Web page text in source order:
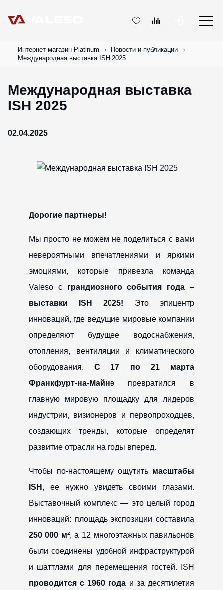
Интернет-магазин Platinum
Новости и публикации
Международная выставка ISH 2025
Международная выставка
ISH 2025
02.04.2025
Дорогие партнеры!
Мы просто не можем не поделиться с вами
невероятными впечатлениями и яркими
эмоциями, которые привезла команда
Valeso с грандиозного события года –
выставки ISH 2025! Это эпицентр
инноваций, где ведущие мировые компании
определяют будущее водоснабжения,
отопления, вентиляции и климатического
оборудования. С
17 по 21 марта
Франкфурт-на-Майнепревратился в
главную мировую площадку для лидеров
индустрии, визионеров и первопроходцев,
создающих тренды, которые определят
развитие отрасли на годы вперед.
Чтобы по-настоящему ощутить масштабы
ISH , ее нужно увидеть своими глазами.
Выставочный комплекс — это целый город
инноваций: площадь экспозиции составила
250 000 м², а 12 многоэтажных павильонов
были соединены удобной инфраструктурой
и шаттлами для перемещения гостей. ISH
проводится с 1960 года и за десятилетия